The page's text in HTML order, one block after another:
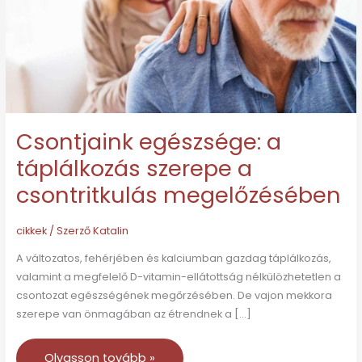
Csontjaink egészsége: a
táplálkozás szerepe a
csontritkulás megelőzésében
cikkek/ SzerzőKatalin
A változatos, fehérjében és kalciumban gazdag táplálkozás,
valamint a megfelelő D-vitamin-ellátottság nélkülözhetetlen a
csontozat egészségének megőrzésében. De vajon mekkora
szerepe van önmagában az étrendnek a […]
csontritkulás
megelőzésében
Olvasson tovább »